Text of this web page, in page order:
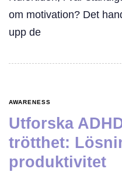
om motivation? Det
upp de
AWARENESS
Utforska
trötthet:
produktivitet